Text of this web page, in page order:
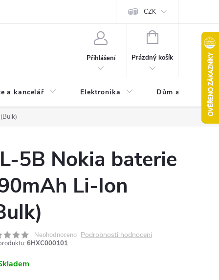
CZK
Přihlášení
NÁKUPNÍ
Prázdný košík
a kancelář Elektronika Dům a zahrada
5B Nokia baterie
Li-Ion
Neohodnoceno Podrobnosti hodnocení
6HXC000101